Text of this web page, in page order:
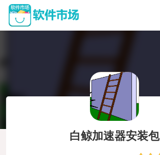
白鲸加速器安装包